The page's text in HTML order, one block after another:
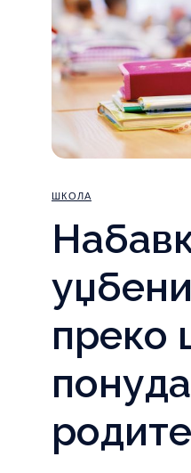
ШКОЛА
преко